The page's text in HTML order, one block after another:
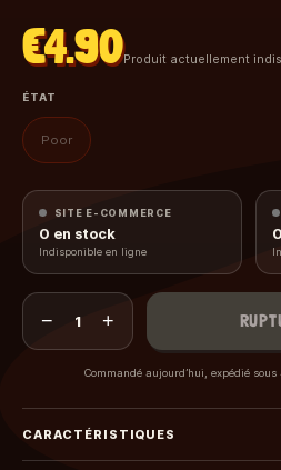
€4.90Produit actuellement
ÉTAT
Poor
SITE E-COMMERCE
0 en stock
Indisponible en ligne
0
− 1 +
Commandé aujourd’hui, expédié
CARACTÉRISTIQUES